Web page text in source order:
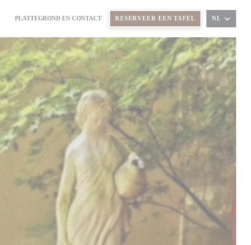
PLATTEGROND EN CONTACT RESERVEER EEN TAFEL NL